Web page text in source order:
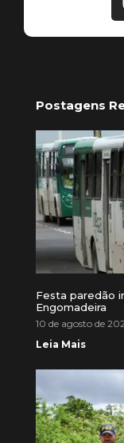
Postagens
Festa paredão
Engomadeira
10 de agosto de
Leia Mais